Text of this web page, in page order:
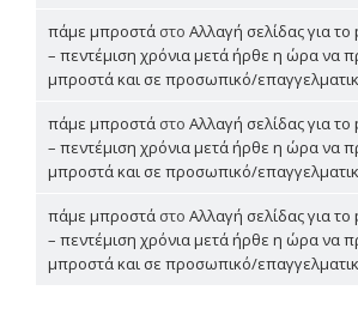
πάμε μπροστά στο Αλλαγή σελίδας για
– πεντέμιση χρόνια μετά ήρθε η ώρα να
μπροστά και σε προσωπικό/
πάμε μπροστά στο Αλλαγή σελίδας για
– πεντέμιση χρόνια μετά ήρθε η ώρα να
μπροστά και σε προσωπικό/
πάμε μπροστά στο Αλλαγή σελίδας για
– πεντέμιση χρόνια μετά ήρθε η ώρα να
μπροστά και σε προσωπικό/